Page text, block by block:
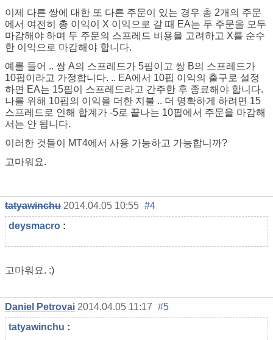
이제 다른 쌍에 대한 또 다른 주문이 있는 경우 총 2개의 주문
에서 여전히 총 이익이 X 이익으로 갈 때 EA는 두 주문을 모두
마감해야 하며 두 주문의 스프레드 비용을 고려하고 X를 순수
한 이익으로 마감해야 합니다.
예를 들어 .. 쌍 A의 스프레드가 5핍이고 쌍 B의 스프레드가
10핍이라고 가정합니다. .. EA에서 10핍 이익의 출구로 설정
하면 EA는 15핍이 스프레드라고 간주한 후 종료해야 합니다.
나를 위해 10핍의 이익을 더한 지불 .. 더 명확하게 하려면 15
스프레드로 인해 합계가 -5로 끝나는 10핍에서 주문을 마감해
서는 안 됩니다.
이러한 것들이 MT4에서 사용 가능하고 가능합니까?
고마워요.
tatyawinchu 2014.04.05 10:55 #4
deysmacro :
고마워요. :)
Daniel Petrovai 2014.04.05 11:17 #5
tatyawinchu :